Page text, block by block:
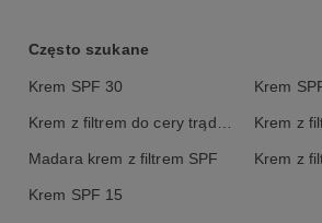
Często szukane
Krem SPF 30 Krem
Krem z filtrem do cery trądzikowej Krem z
Madara krem z filtrem SPF
Krem SPF 15